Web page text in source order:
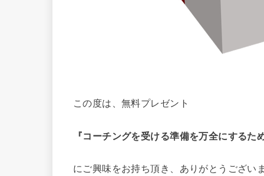
この度は、無料プレゼント
『コーチングを受ける準備を万全にする
にご興味をお持ち頂き、ありがとうござい